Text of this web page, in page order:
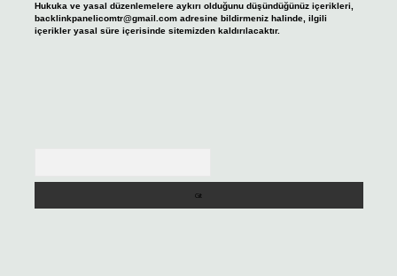
Hukuka ve yasal düzenlemelere aykırı olduğunu düşündüğünüz içerikleri,
backlinkpanelicomtr@gmail.comadresine bildirmeniz halinde, ilgili
içerikler yasal süre içerisinde sitemizden kaldırılacaktır.